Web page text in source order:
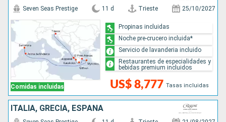
Comidas incluidas
Seven Seas Prestige 11 d Trieste 25/10/2027
US$ 8,777 Tasas incluidas
Propinas incluidas
Noche pre-crucero incluida*
Servicio de lavanderia incluido
Restaurantes de especialidades y
bebidas premium incluidos
ITALIA, GRECIA, ESPAÑA